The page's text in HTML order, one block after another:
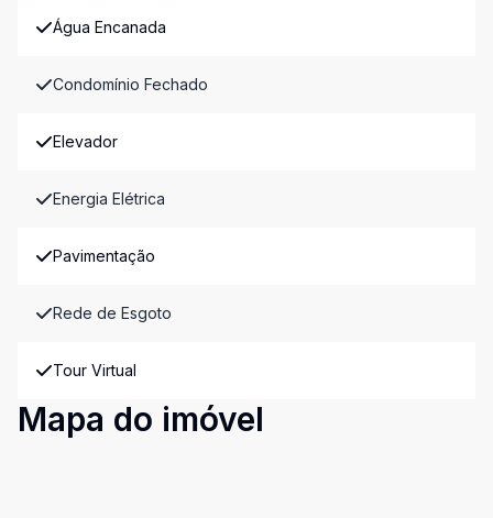
Água Encanada
Condomínio Fechado
Elevador
Energia Elétrica
Pavimentação
Rede de Esgoto
Tour Virtual
Mapa do imóvel